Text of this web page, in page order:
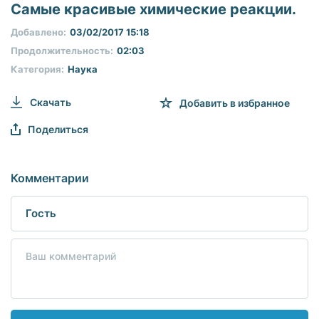
seconds
seconds
Самые красивые химические реакции.
Категория: Наука
Продолжительность: 02:03
Добавлено: 03/02/2017 15:18
Скачать Добавить в избранное
Поделиться
Комментарии